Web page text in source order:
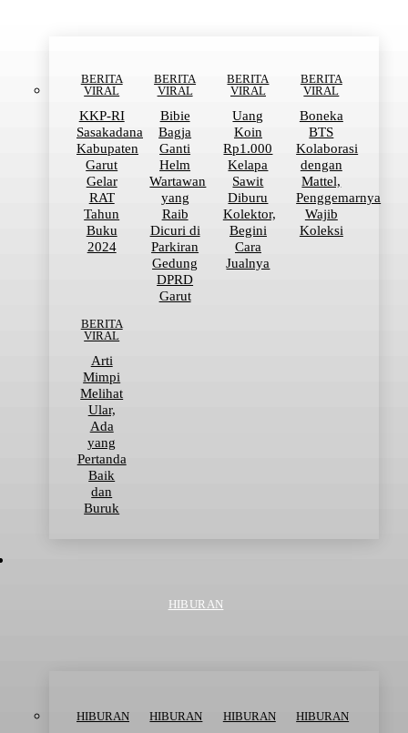
BERITA
VIRAL
KKP-RI
Sasakadana
Kabupaten
Garut
Gelar
RAT
Tahun
Buku
2024
BERITA
VIRAL
Bibie
Bagja
Ganti
Helm
Wartawan
yang
Raib
Dicuri di
Parkiran
Gedung
DPRD
Garut
BERITA
VIRAL
Uang
Koin
Rp1.000
Kelapa
Sawit
Diburu
Kolektor,
Begini
Cara
Jualnya
BERITA
VIRAL
Boneka
BTS
Kolaborasi
dengan
Mattel,
Penggemarnya
Wajib
Koleksi
BERITA
VIRAL
Arti
Mimpi
Melihat
Ular,
Ada
yang
Pertanda
Baik
dan
Buruk
HIBURAN
HIBURAN HIBURAN HIBURAN HIBURAN